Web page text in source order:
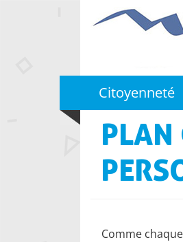
Citoyenneté
PLAN
Comme